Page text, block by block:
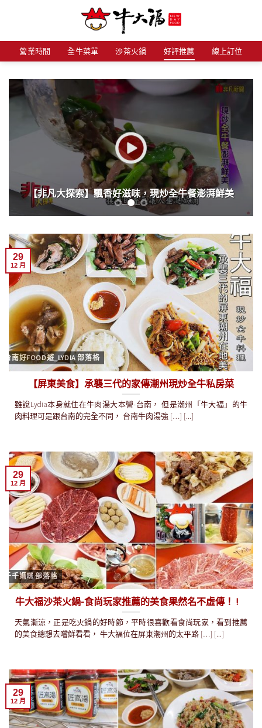
營業時間 全牛菜單 沙茶火鍋 好評推薦 線上訂位
【非凡大探索】飄香好滋味，現炒全牛餐澎湃鮮美
台南好FOOD遊_LYDIA 部落格
【屏東美食】承襲三代的家傳潮州現炒全牛私房菜
雖說Lydia本身就住在牛肉湯大本營-台南， 但是潮州「牛大福」的牛
肉料理可是跟台南的完全不同， 台南牛肉湯強 […] [...]
29
12 月
千千媽咪 部落格
牛大福沙茶火鍋-食尚玩家推薦的美食果然名不虛傳！ !
天氣漸涼，正是吃火鍋的好時節，平時很喜歡看食尚玩家，看到推薦
的美食總想去嚐鮮看看， 牛大福位在屏東潮州的太平路 […] [...]
29
12 月
29
12 月